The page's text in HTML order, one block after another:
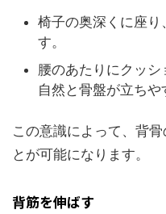
椅子の奥深くに座り
す。
腰のあたりにクッシ
自然と骨盤が立ちや
この意識によって、背
とが可能になります。
背筋を伸ばす